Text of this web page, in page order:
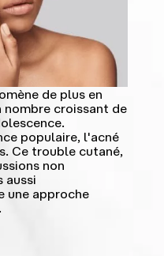
de plus en
nombre croissant de
populaire, l'acné
Ce trouble cutané,
non
aussi
une approche